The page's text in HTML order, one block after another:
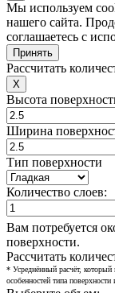
Мы используем
нашего сайта.
соглашаетесь с
Принять
Рассчитать
X
Высота
Ширина
Тип поверхности
Количество слоев:
Вам потребуется
поверхности.
Рассчитать
* Усреднённый расчёт, который
особенностей типа поверхности